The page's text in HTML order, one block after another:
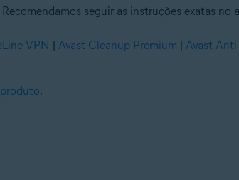
seguir as instruções exatas no
VPN | Avast Cleanup Premium | Avast
.